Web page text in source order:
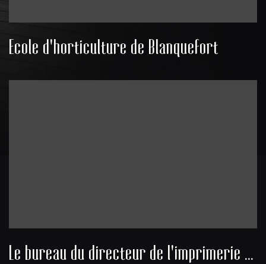
Ecole d'horticulture de Blanquefort
Le bureau du directeur de l'imprimerie Castéra